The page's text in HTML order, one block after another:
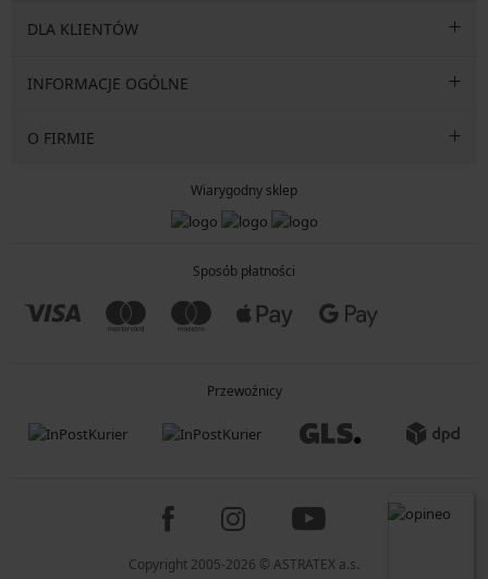
DLA KLIENTÓW
INFORMACJE OGÓLNE
O FIRMIE
Wiarygodny sklep
Sposób płatności
Przewoźnicy
Copyright 2005-2026 © ASTRATEX a.s.